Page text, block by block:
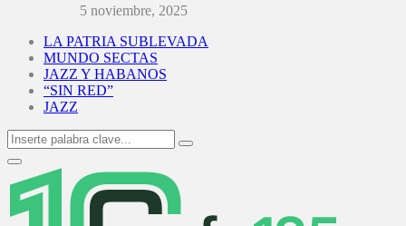
5 noviembre, 2025
LA PATRIA SUBLEVADA
MUNDO SECTAS
JAZZ Y HABANOS
“SIN RED”
JAZZ
Search
for:
Search
Primary
Menu